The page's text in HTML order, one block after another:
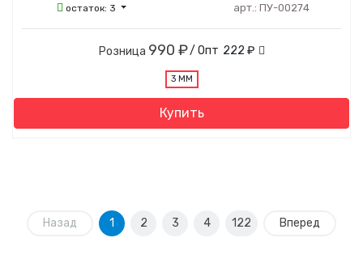
остаток: 3 арт.: ПУ-00274
Розница 990 ₽/ Опт 222 ₽
3 ММ
Купить
Назад 1 2 3 4 122 Вперед